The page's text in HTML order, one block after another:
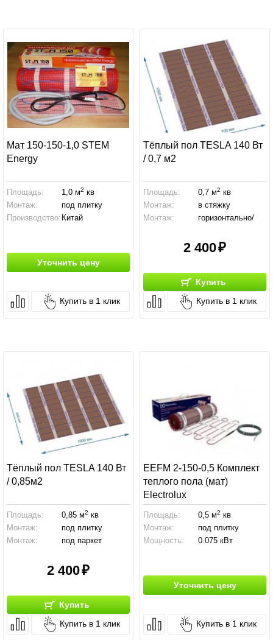
Мат 150-150-1,0 STEM
Energy
Площадь: 1,0 м2 кв
Монтаж:
под плитку
Производство: Китай
Уточнить цену
Купить в 1 клик
Тёплый пол TESLA 140 Вт
/ 0,7 м2
Площадь: 0,7 м2 кв
Монтаж:
в стяжку
Монтаж:
горизонтально/
2 400
Купить
Купить в 1 клик
Тёплый пол TESLA 140 Вт
/ 0,85м2
Площадь: 0,85 м2 кв
Монтаж:
под плитку
Монтаж:
под паркет
2 400
Купить
Купить в 1 клик
EEFM 2-150-0,5 Комплект
теплого пола (мат)
Electrolux
Площадь: 0,5 м2 кв
Монтаж:
под плитку
Мощность:
0.075 кВт
Уточнить цену
Купить в 1 клик